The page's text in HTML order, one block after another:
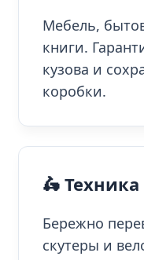
Мебель,
книги.
кузова и
коробки.
🛵
Бережно
скутеры и